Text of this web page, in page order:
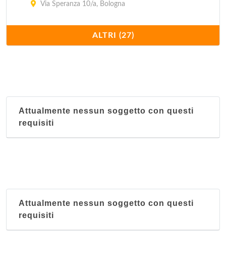
Via Speranza 10/a, Bologna
Via Giovan Battista Morgagni 8, Comune
Grande Shanghai
Hong Kong
Via Francesco Zanardi 16, Bologna
ALTRI (27)
Attualmente nessun soggetto con questi
requisiti
Attualmente nessun soggetto con questi
requisiti